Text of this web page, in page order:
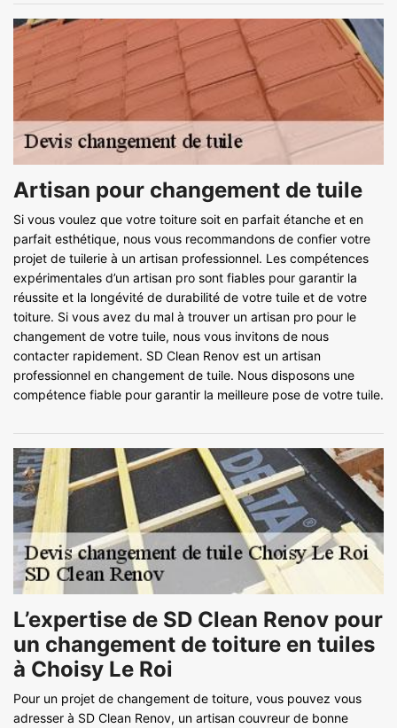
Artisan pour changement de tuile
Si vous voulez que votre toiture soit en parfait étanche et en
parfait esthétique, nous vous recommandons de confier votre
projet de tuilerie à un artisan professionnel. Les compétences
expérimentales d’un artisan pro sont fiables pour garantir la
réussite et la longévité de durabilité de votre tuile et de votre
toiture. Si vous avez du mal à trouver un artisan pro pour le
changement de votre tuile, nous vous invitons de nous
contacter rapidement. SD Clean Renov est un artisan
professionnel en changement de tuile. Nous disposons une
compétence fiable pour garantir la meilleure pose de votre tuile.
L’expertise de SD Clean Renov pour
un changement de toiture en tuiles
à Choisy Le Roi
Pour un projet de changement de toiture, vous pouvez vous
adresser à SD Clean Renov, un artisan couvreur de bonne